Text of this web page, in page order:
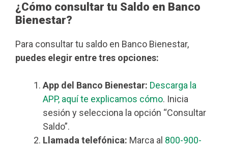
¿Cómo consultar tu Saldo en Banco
Bienestar?
Para consultar tu saldo en Banco Bienestar,
puedes elegir entre tres opciones:
App del Banco Bienestar: Descarga la
APP, aquí te explicamos cómo. Inicia
sesión y selecciona la opción “Consultar
Saldo”.
Llamada telefónica: Marca al 800-900-